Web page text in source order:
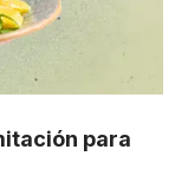
para